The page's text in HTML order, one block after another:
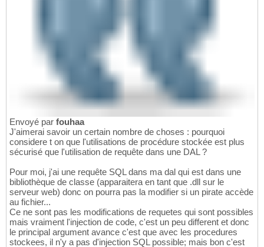
Envoyé par fouhaa
J'aimerai savoir un certain nombre de choses : pourquoi
considere t on que l'utilisations de procédure stockée est plus
sécurisé que l'utilisation de requête dans une DAL ?
Pour moi, j'ai une requête SQL dans ma dal qui est dans une
bibliothèque de classe (apparaitera en tant que .dll sur le
serveur web) donc on pourra pas la modifier si un pirate accède
au fichier...
Ce ne sont pas les modifications de requetes qui sont possibles
mais vraiment l'injection de code, c'est un peu different et donc
le principal argument avance c'est que avec les procedures
stockees, il n'y a pas d'injection SQL possible; mais bon c'est